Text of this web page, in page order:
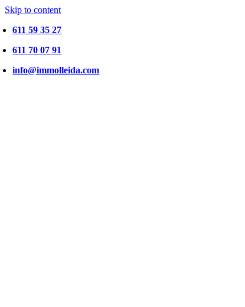
Skip to content
611 59 35 27
611 70 07 91
info@immolleida.com